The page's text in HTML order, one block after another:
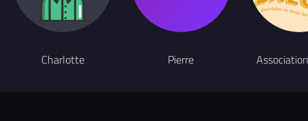
Charlotte Pierre